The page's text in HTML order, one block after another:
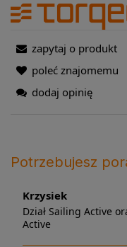
zapytaj o produkt
poleć znajomemu
dodaj opinię
Potrzebujesz
Krzysiek
Dział Sailing Active
Active